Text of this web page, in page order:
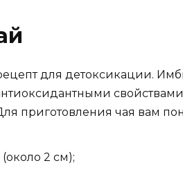
для детоксикации.
приготовления чая вам
2 см);